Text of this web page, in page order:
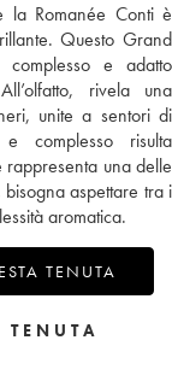
la Romanée Conti è
Questo Grand
complesso e adatto
rivela una
unite a sentori di
complesso risulta
una delle
aspettare tra i
aromatica.
TENUTA
TENUTA